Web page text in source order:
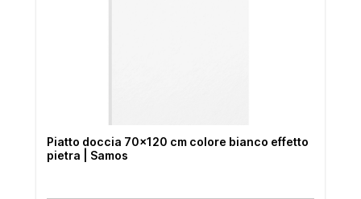
Piatto doccia 70x120 cm colore bianco effetto
pietra | Samos